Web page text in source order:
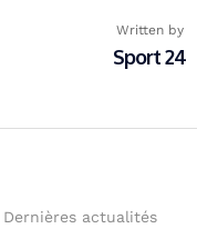
Written by
Sport 24
Dernières actualités